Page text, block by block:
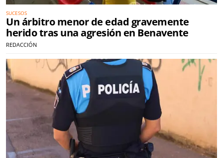
SUCESOS
Un árbitro menor de edad gravemente
herido tras una agresión en Benavente
REDACCIÓN